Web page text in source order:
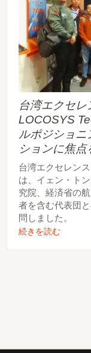
台湾エクセ
LOCOSYS
ルポジショニ
ションに焦点
台湾エクセレン
は、イェン・ト
究院、経済省の
者を含む代表団
問しました。
続きを読む